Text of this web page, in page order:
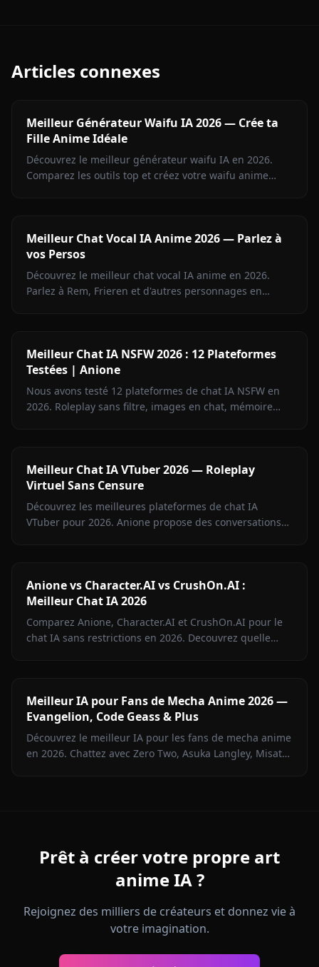
Articles connexes
Meilleur Générateur Waifu IA 2026 — Crée ta
Fille Anime Idéale
Découvrez le meilleur générateur waifu IA en 2026.
Comparez les outils top et créez votre waifu anime
Meilleur Chat Vocal IA Anime 2026 — Parlez à
vos Persos
Découvrez le meilleur chat vocal IA anime en 2026.
Parlez à Rem, Frieren et d'autres personnages en
Meilleur Chat IA NSFW 2026 : 12 Plateformes
Testées | Anione
Nous avons testé 12 plateformes de chat IA NSFW en
2026. Roleplay sans filtre, images en chat, mémoire
Meilleur Chat IA VTuber 2026 — Roleplay
Virtuel Sans Censure
Découvrez les meilleures plateformes de chat IA
VTuber pour 2026. Anione propose des conversations
Anione vs Character.AI vs CrushOn.AI :
Meilleur Chat IA 2026
Comparez Anione, Character.AI et CrushOn.AI pour le
chat IA sans restrictions en 2026. Decouvrez quelle
Meilleur IA pour Fans de Mecha Anime 2026 —
Evangelion, Code Geass & Plus
Découvrez le meilleur IA pour les fans de mecha anime
en 2026. Chattez avec Zero Two, Asuka Langley, Misato
Prêt à créer votre propre art
anime IA ?
Rejoignez des milliers de créateurs et donnez vie à
votre imagination.